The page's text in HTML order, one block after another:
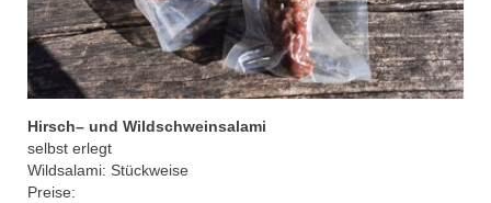
Hirsch– und Wildschweinsalami
selbst erlegt
Wildsalami: Stückweise
Preise: